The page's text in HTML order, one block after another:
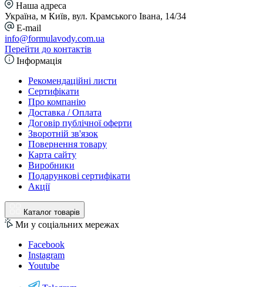
Наша адреса
Україна, м Київ, вул. Крамського Івана, 14/34
E-mail
info@formulavody.com.ua
Перейти до контактів
Інформація
Рекомендаційні листи
Сертифікати
Про компанію
Доставка / Оплата
Договір публічної оферти
Зворотній зв'язок
Повернення товару
Карта сайту
Виробники
Подарункові сертифікати
Акції
Каталог товарів
Ми у соціальних мережах
Facebook
Instagram
Youtube